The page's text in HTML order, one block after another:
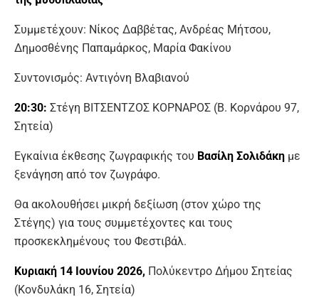
Συμμετέχουν: Νίκος Δαββέτας, Ανδρέας Μήτσου,
Δημοσθένης Παπαμάρκος, Μαρία Φακίνου
Συντονισμός: Αντιγόνη Βλαβιανού
20:30: Στέγη ΒΙΤΣΕΝΤΖΟΣ ΚΟΡΝΑΡΟΣ (Β. Κορνάρου 97,
Σητεία)
Εγκαίνια έκθεσης ζωγραφικής του Βασίλη Σολιδάκη με
ξενάγηση από τον ζωγράφο.
Θα ακολουθήσει μικρή δεξίωση (στον χώρο της
Στέγης) για τους συμμετέχοντες και τους
προσκεκλημένους του Φεστιβάλ.
Κυριακή 14 Ιουνίου 2026, Πολύκεντρο Δήμου Σητείας
(Κονδυλάκη 16, Σητεία)